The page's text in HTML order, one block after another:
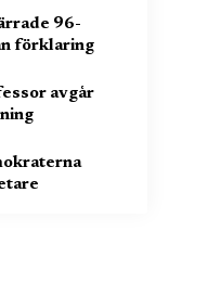
96-
förklaring
avgår